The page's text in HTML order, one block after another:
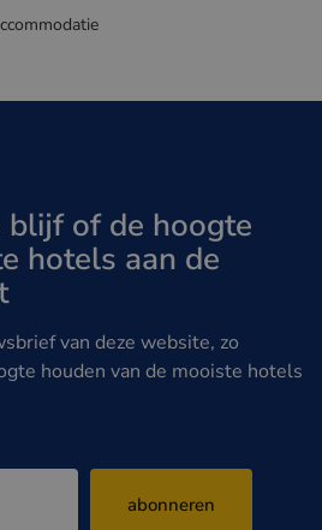
blijf of de hoogte
hotels aan de
van deze website, zo
houden van de mooiste hotels
abonneren